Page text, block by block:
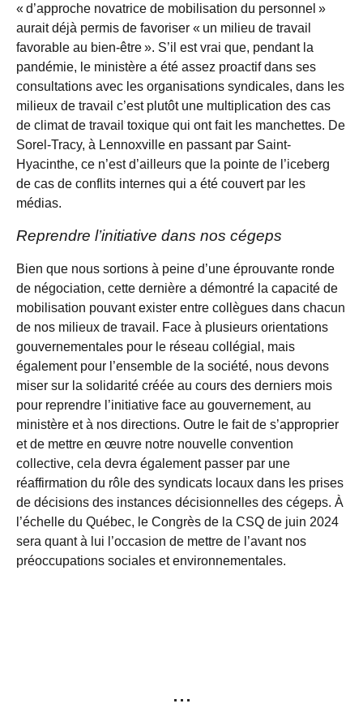
« d’approche novatrice de mobilisation du personnel »
aurait déjà permis de favoriser « un milieu de travail
favorable au bien-être ». S’il est vrai que, pendant la
pandémie, le ministère a été assez proactif dans ses
consultations avec les organisations syndicales, dans les
milieux de travail c’est plutôt une multiplication des cas
de climat de travail toxique qui ont fait les manchettes. De
Sorel-Tracy, à Lennoxville en passant par Saint-
Hyacinthe, ce n’est d’ailleurs que la pointe de l’iceberg
de cas de conflits internes qui a été couvert par les
médias.
Reprendre l’initiative dans nos cégeps
Bien que nous sortions à peine d’une éprouvante ronde
de négociation, cette dernière a démontré la capacité de
mobilisation pouvant exister entre collègues dans chacun
de nos milieux de travail. Face à plusieurs orientations
gouvernementales pour le réseau collégial, mais
également pour l’ensemble de la société, nous devons
miser sur la solidarité créée au cours des derniers mois
pour reprendre l’initiative face au gouvernement, au
ministère et à nos directions. Outre le fait de s’approprier
et de mettre en œuvre notre nouvelle convention
collective, cela devra également passer par une
réaffirmation du rôle des syndicats locaux dans les prises
de décisions des instances décisionnelles des cégeps. À
l’échelle du Québec, le Congrès de la CSQ de juin 2024
sera quant à lui l’occasion de mettre de l’avant nos
préoccupations sociales et environnementales.